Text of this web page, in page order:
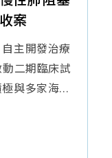
案
主開發治療
二期臨床試
與多家海...